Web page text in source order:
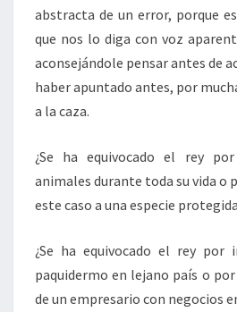
abstracta de un error, porque
que nos lo diga con voz
aconsejándole pensar antes de
haber apuntado antes, por
a la caza.
¿Se ha equivocado el rey
animales durante toda su vida o
este caso a una especie
¿Se ha equivocado el rey por
paquidermo en lejano país o
de un empresario con negocios